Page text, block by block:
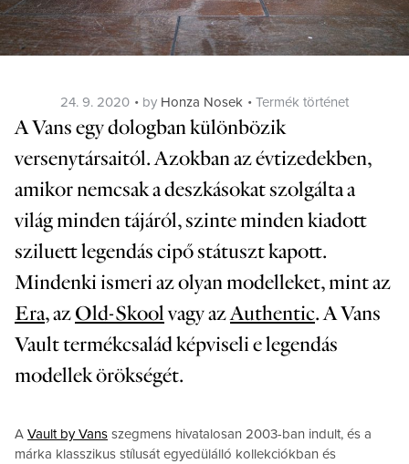
Posted
on
24. 9. 2020 by Honza Nosek Categories
Termék történet
A Vans egy dologban különbözik
versenytársaitól. Azokban az évtizedekben,
amikor nemcsak a deszkásokat szolgálta a
világ minden tájáról, szinte minden kiadott
sziluett legendás cipő státuszt kapott.
Mindenki ismeri az olyan modelleket, mint az
Era, azOld-Skoolvagy azAuthentic. A Vans
Vault termékcsalád képviseli e legendás
modellek örökségét.
A Vault by Vans szegmens hivatalosan 2003-ban indult, és a
márka klasszikus stílusát egyedülálló kollekciókban és